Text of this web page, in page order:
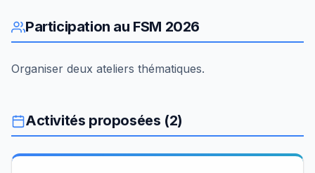
Participation au FSM 2026
Organiser deux ateliers thématiques.
Activités proposées (2)